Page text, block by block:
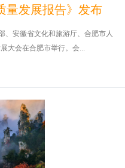
量发展报告》发布
、安徽省文化和旅游厅、合肥市人
大会在合肥市举行。会...